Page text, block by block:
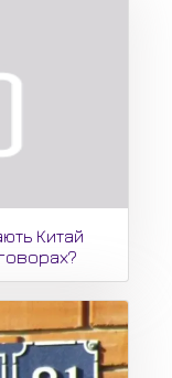
Китай